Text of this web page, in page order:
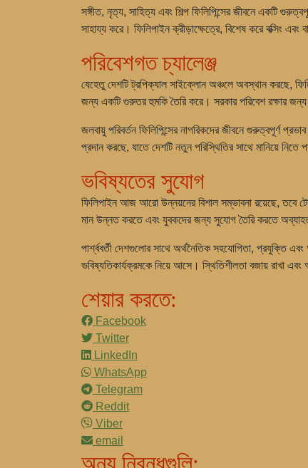
সঙ্গীত, নৃত্য, সাহিত্য এবং শিল্প ফিলিপিন্সের জীবনে একটি
সাহায্য করে। ফিলিপাইন ক্রীড়াক্ষেত্রে, বিশেষ করে বক্সিং
পরিবেশগত চ্যালেঞ্জ
যেহেতু দেশটি ট্রপিক্যাল সাইক্লোন অঞ্চলে অবস্থান করছে,
জন্য একটি গুরুতর হুমকি তৈরি করে। সরকার পরিবেশ রক্ষার
জলবায়ু পরিবর্তন ফিলিপিন্সের নাগরিকদের জীবনে গুরুত্বপূর্ণ
প্রদান করছে, যাতে দেশটি নতুন পরিস্থিতির সাথে মানিয়ে নিতে
ভবিষ্যতের সুযোগ
ফিলিপাইন আজ আরো উন্নয়নের বিশাল সম্ভাবনা রয়েছে, তবে
মান উন্নত করতে এবং যুবকদের জন্য সুযোগ তৈরি করতে অব্যাহত
পার্শ্ববর্তী দেশগুলোর সাথে অর্থনৈতিক সহযোগিতা, প্রযুক্তি
ভবিষ্যতিকার্যক্রমকে নিয়ে আসে। স্থিতিশীলতা বজায় রাখা
শেয়ার করতে:
Facebook
Twitter
LinkedIn
WhatsApp
Telegram
Reddit
Viber
email